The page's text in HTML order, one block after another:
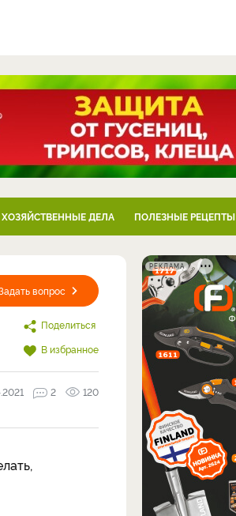
ХОЗЯЙСТВЕННЫЕ ДЕЛА ПОЛЕЗНЫЕ РЕЦЕПТЫ
вопрос
Поделиться
В избранное
2 120
РЕКЛАМА